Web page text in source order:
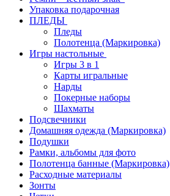
Упаковка подарочная
ПЛЕДЫ
Пледы
Полотенца (Маркировка)
Игры настольные
Игры 3 в 1
Карты игральные
Нарды
Покерные наборы
Шахматы
Подсвечники
Домашняя одежда (Маркировка)
Подушки
Рамки, альбомы для фото
Полотенца банные (Маркировка)
Расходные материалы
Зонты